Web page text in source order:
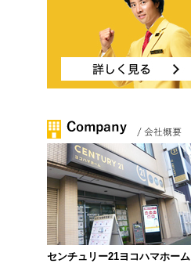
センチュリー21ヨコハマホーム